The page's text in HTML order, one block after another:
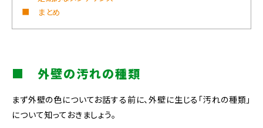
■ まとめ
■ 外壁の汚れの種類
まず外壁の色についてお話する前に、外壁に生じる「汚れの種類」
について知っておきましょう。